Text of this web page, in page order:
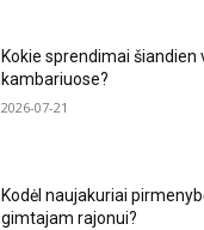
Kokie sprendimai šiandien
kambariuose?
2026-07-21
Kodėl naujakuriai
gimtajam rajonui?